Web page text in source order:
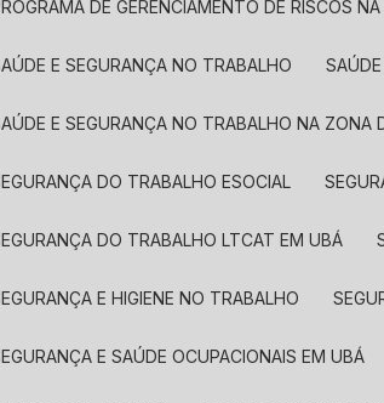
PROGRAMA DE GERENCIAMENTO DE RISCOS
SAÚDE E SEGURANÇA NO TRABALHO
SAÚDE E SEGURANÇA NO TRABALHO NA ZONA
SEGURANÇA DO TRABALHO ESOCIAL
SEGURANÇA DO TRABALHO LTCAT EM UBÁ
SEGURANÇA E HIGIENE NO TRABALHO
SEGURANÇA E SAÚDE OCUPACIONAIS EM UBÁ